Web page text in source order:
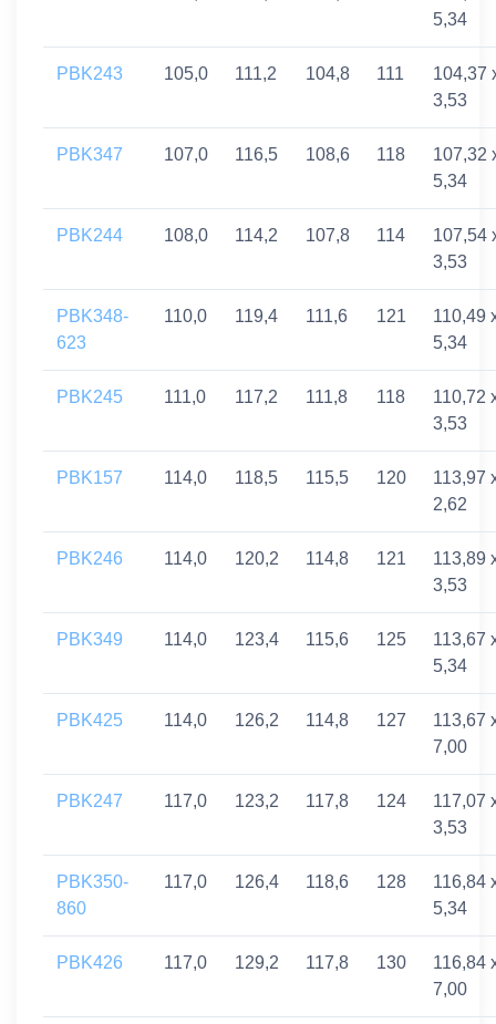
5,34
PBK243 105,0 111,2 104,8 111
104,37
3,53
PBK347 107,0 116,5 108,6 118
107,32
5,34
PBK244 108,0 114,2 107,8 114
107,54
3,53
PBK348-
623
110,0 119,4 111,6 121
110,49
5,34
PBK245 111,0 117,2 111,8 118
110,72
3,53
PBK157 114,0 118,5 115,5 120
113,97
2,62
PBK246 114,0 120,2 114,8 121
113,89
3,53
PBK349 114,0 123,4 115,6 125
113,67
5,34
PBK425 114,0 126,2 114,8 127
113,67
7,00
PBK247 117,0 123,2 117,8 124
117,07
3,53
PBK350-
860
117,0 126,4 118,6 128
116,84
5,34
PBK426 117,0 129,2 117,8 130
116,84
7,00